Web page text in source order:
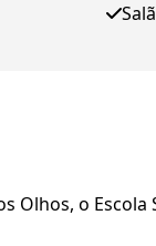
o Escola